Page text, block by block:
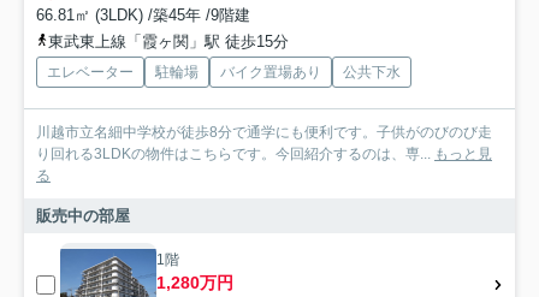
66.81㎡ (3LDK) /築45年 /9階建
東武東上線「霞ヶ関」駅 徒歩15分
エレベーター 駐輪場 バイク置場あり 公共下水
川越市立名細中学校が徒歩8分で通学にも便利です。子供がのびのび走
り回れる3LDKの物件はこちらです。今回紹介するのは、専... もっと見
る
販売中の部屋
1階
1,280万円